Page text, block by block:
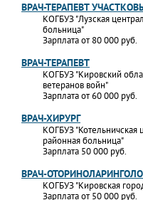
ВРАЧ-ТЕРАПЕВТ
КОГБУЗ "Лузская
больница"
Зарплата от 80 000 руб.
ВРАЧ-ТЕРАПЕВТ
КОГБУЗ "Кировский
ветеранов войн"
Зарплата от 60 000 руб.
ВРАЧ-ХИРУРГ
КОГБУЗ "Котельничская
районная больница"
Зарплата 50 000 руб.
ВРАЧ-
КОГБУЗ "Кировская
Зарплата от 50 000 руб.